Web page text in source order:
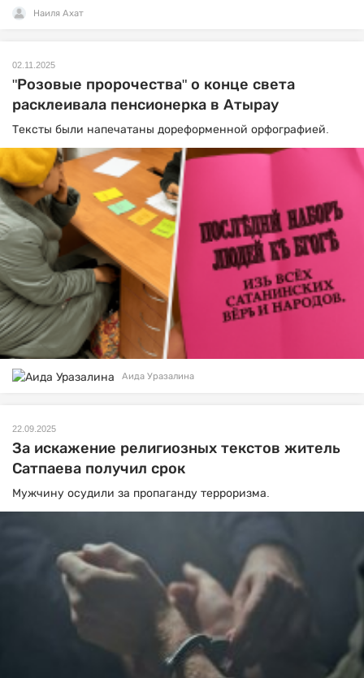
Наиля Ахат
02.11.2025
"Розовые пророчества" о конце света
расклеивала пенсионерка в Атырау
Тексты были напечатаны дореформенной орфографией.
Аида Уразалина
22.09.2025
За искажение религиозных текстов житель
Сатпаева получил срок
Мужчину осудили за пропаганду терроризма.